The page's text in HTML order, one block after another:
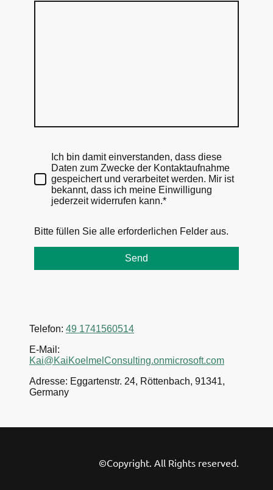
Ich bin damit einverstanden, dass diese
Daten zum Zwecke der Kontaktaufnahme
gespeichert und verarbeitet werden. Mir ist
bekannt, dass ich meine Einwilligung
jederzeit widerrufen kann.*
Bitte füllen Sie alle erforderlichen Felder aus.
Send
Telefon: 49 1741560514
E-Mail:
Kai@KaiKoelmelConsulting.onmicrosoft.com
Adresse: Eggartenstr. 24, Röttenbach, 91341,
Germany
©Copyright. All Rights reserved.